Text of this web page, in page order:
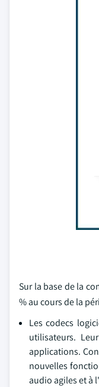
Sur la base de la
% au cours de la
Les codecs
utilisateurs.
applications.
nouvelles
audio agiles et à